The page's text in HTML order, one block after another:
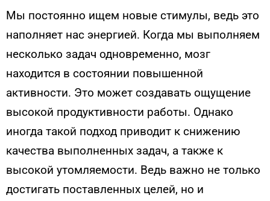
Мы постоянно ищем новые стимулы, ведь это
наполняет нас энергией. Когда мы выполняем
несколько задач одновременно, мозг
находится в состоянии повышенной
активности. Это может создавать ощущение
высокой продуктивности работы. Однако
иногда такой подход приводит к снижению
качества выполненных задач, а также к
высокой утомляемости. Ведь важно не только
достигать поставленных целей, но и